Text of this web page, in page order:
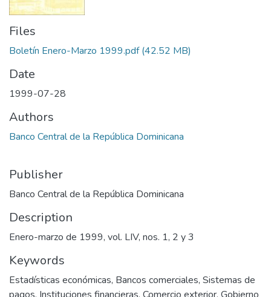
Files
Boletín Enero-Marzo 1999.pdf(42.52 MB)
Date
1999-07-28
Authors
Banco Central de la República Dominicana
Publisher
Banco Central de la República Dominicana
Description
Enero-marzo de 1999, vol. LIV, nos. 1, 2 y 3
Keywords
Estadísticas económicas, Bancos comerciales, Sistemas de